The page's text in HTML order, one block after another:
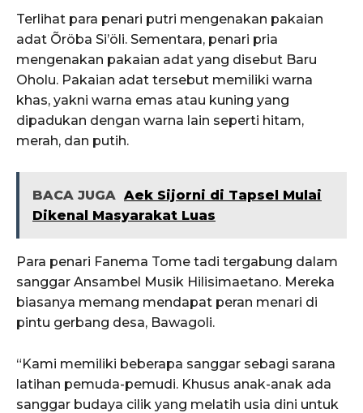
Terlihat para penari putri mengenakan pakaian
adat Õröba Si’öli. Sementara, penari pria
mengenakan pakaian adat yang disebut Baru
Oholu. Pakaian adat tersebut memiliki warna
khas, yakni warna emas atau kuning yang
dipadukan dengan warna lain seperti hitam,
merah, dan putih.
BACA JUGA Aek Sijorni di Tapsel Mulai
Dikenal Masyarakat Luas
Para penari Fanema Tome tadi tergabung dalam
sanggar Ansambel Musik Hilisimaetano. Mereka
biasanya memang mendapat peran menari di
pintu gerbang desa, Bawagoli.
“Kami memiliki beberapa sanggar sebagi sarana
latihan pemuda-pemudi. Khusus anak-anak ada
sanggar budaya cilik yang melatih usia dini untuk